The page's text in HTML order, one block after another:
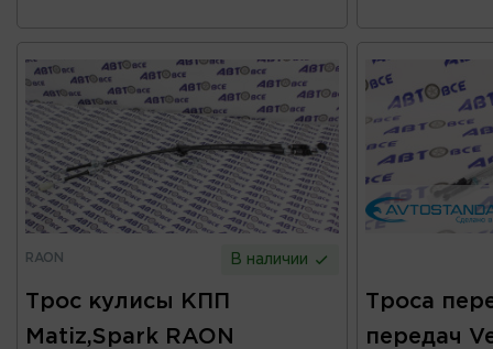
RAON В наличии
Трос кулисы КПП
Matiz,Spark RAON
Троса
передач